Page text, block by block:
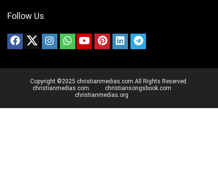
Follow Us
Copyright ©2025 christianmedias.com All Rights Reserved.
christianmedias.com
christiansongsbook.com
christianmedias.org